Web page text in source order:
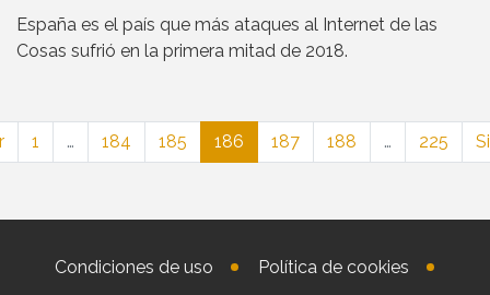
España es el país que más ataques al Internet de las
Cosas sufrió en la primera mitad de 2018.
1 … 184 185 186 187 188 … 225
Condiciones de uso Política de cookies